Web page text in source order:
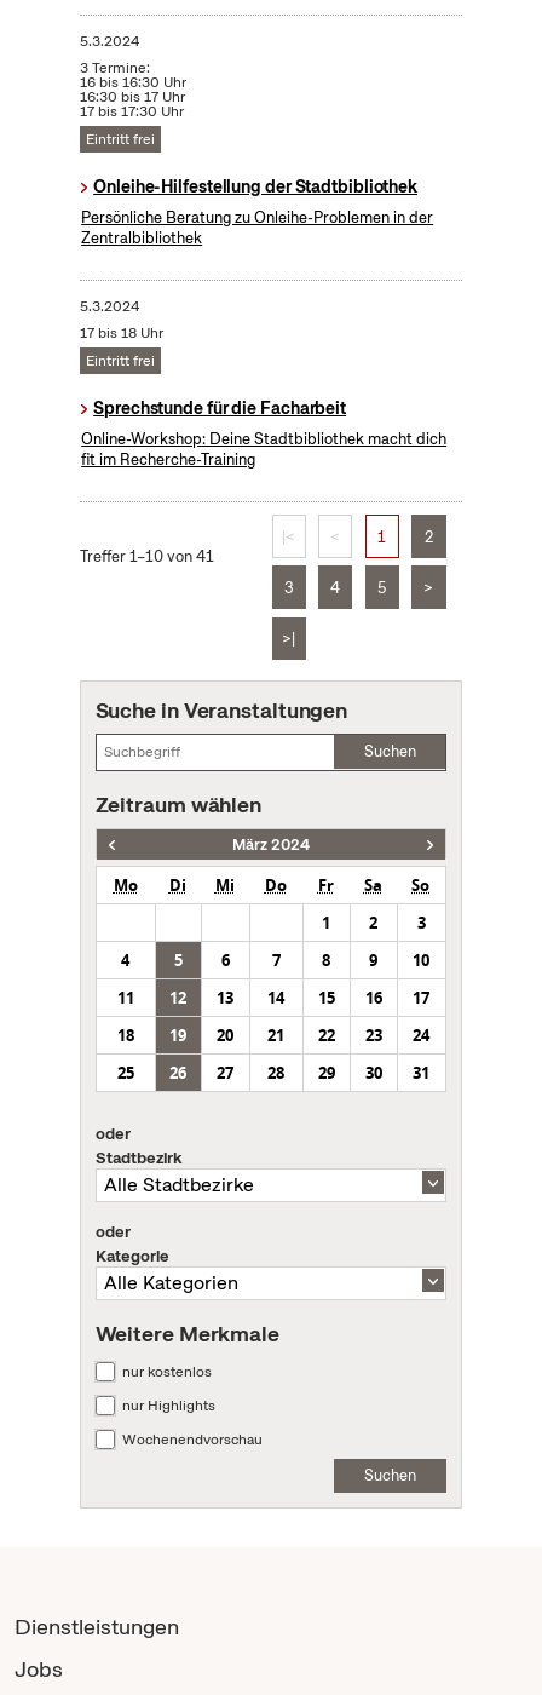
5.3.2024
3 Termine:
16 bis 16:30 Uhr
16:30 bis 17 Uhr
17 bis 17:30 Uhr
Eintritt frei
Onleihe-Hilfestellung der Stadtbibliothek
Persönliche Beratung zu Onleihe-Problemen in der
Zentralbibliothek
5.3.2024
17 bis 18 Uhr
Eintritt frei
Sprechstunde für die Facharbeit
Online-Workshop: Deine Stadtbibliothek macht dich
fit im Recherche-Training
Treffer 1–10 von 41
|< < 1 2
3 4 5 >
>|
Suche in Veranstaltungen
Suchen
Zeitraum wählen
März 2024
Mo Di Mi Do Fr Sa
So
1
2
3
4
5 6 7 8 9
10
11
12 13 14 15 16
17
18
19 20 21 22 23
24
25
26 27 28 29 30 31
oder
Stadtbezirk
oder
Kategorie
Weitere Merkmale
nur kostenlos
nur Highlights
Wochenendvorschau
Suchen
Dienstleistungen
Jobs